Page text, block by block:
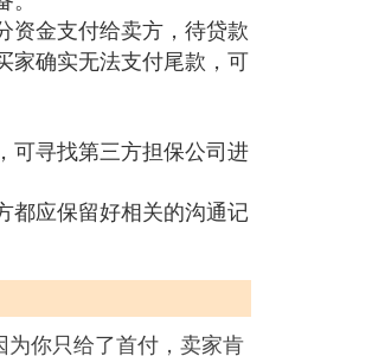
资金支付给卖方，待贷款
家确实无法支付尾款，可
可寻找第三方担保公司进
都应保留好相关的沟通记
你只给了首付，卖家肯